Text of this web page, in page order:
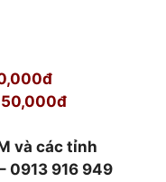
và các tỉnh
0913 916 949